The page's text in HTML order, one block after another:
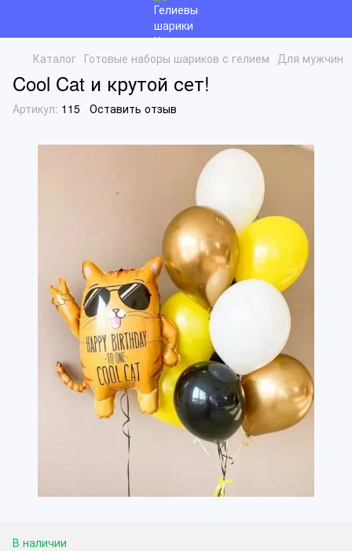
Каталог Готовые наборы шариков с гелием Для мужчин
Cool Cat и крутой сет!
Артикул: 115 Оставить отзыв
В наличии